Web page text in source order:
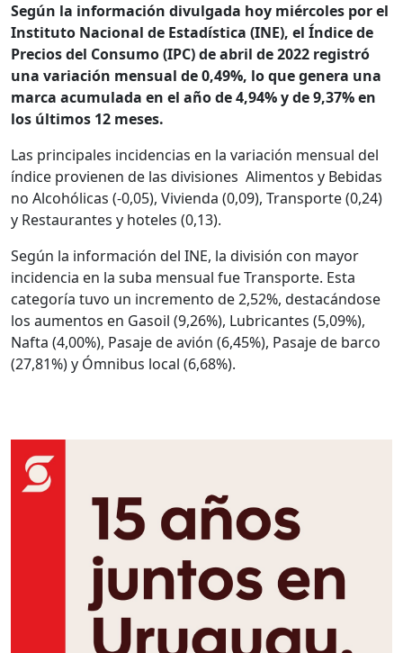
Según la información divulgada hoy miércoles por el
Instituto Nacional de Estadística (INE), el Índice de
Precios del Consumo (IPC) de abril de 2022 registró
una variación mensual de 0,49%, lo que genera una
marca acumulada en el año de 4,94% y de 9,37% en
los últimos 12 meses.
Las principales incidencias en la variación mensual del
índice provienen de las divisiones Alimentos y Bebidas
no Alcohólicas (-0,05), Vivienda (0,09), Transporte (0,24)
y Restaurantes y hoteles (0,13).
Según la información del INE, la división con mayor
incidencia en la suba mensual fue Transporte. Esta
categoría tuvo un incremento de 2,52%, destacándose
los aumentos en Gasoil (9,26%), Lubricantes (5,09%),
Nafta (4,00%), Pasaje de avión (6,45%), Pasaje de barco
(27,81%) y Ómnibus local (6,68%).